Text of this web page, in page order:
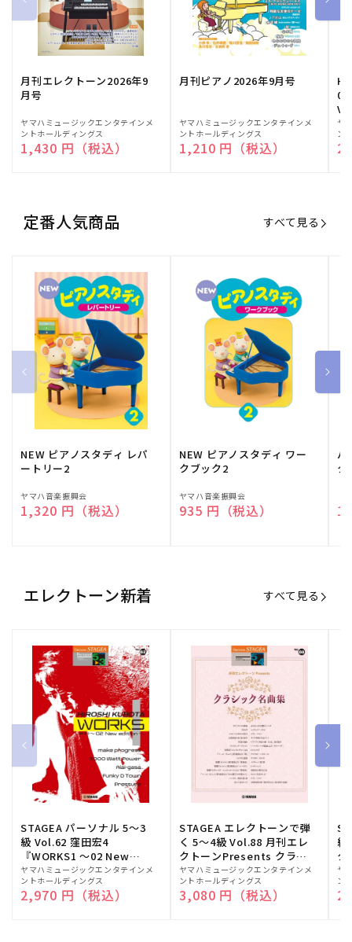
月刊エレクトーン2026年9
月号
販
売
元:
ヤマハミュージックエンタテインメ
ントホールディングス
通常価格
1,430 円（税込）
月刊ピアノ2026年9月号
販
売
元:
ヤマハミュージックエンタテインメ
ントホールディングス
通常価格
1,210 円（税込）
販
売
元:
ヤ
ン
定番人気商品 すべて見る
NEW ピアノスタディ レパ
ートリー2
販
売
ヤマハ音楽振興会
通常価格
1,320 円（税込）
NEW ピアノスタディ ワー
クブック2
販
売
ヤマハ音楽振興会
通常価格
935 円（税込）
バ
ク
売
エレクトーン新着 すべて見る
STAGEA パーソナル 5～3
級 Vol.62 窪田宏4
『WORKS1 ～02 New
edition～』
販
売
元:
ヤマハミュージックエンタテインメ
ントホールディングス
通常価格
2,970 円（税込）
STAGEA エレクトーンで弾
く 5～4級 Vol.88 月刊エレ
クトーンPresents クラシ
ック名曲集
販
売
元:
ヤマハミュージックエンタテインメ
ントホールディングス
通常価格
3,080 円（税込）
級
ク
販
売
元:
ヤ
ン